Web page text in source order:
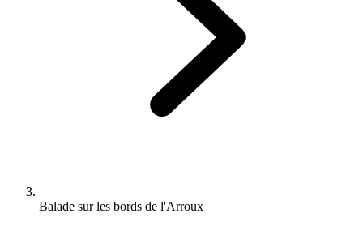
Balade sur les bords de l'Arroux